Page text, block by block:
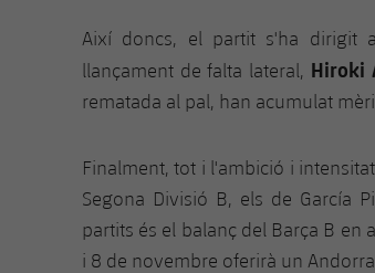
Així doncs, el partit s'ha dirigit
llançament de falta lateral, Hiroki
rematada al pal, han acumulat
Finalment, tot i l'ambició i
Segona Divisió B, els de García
partits és el balanç del Barça B
i 8 de novembre oferirà un